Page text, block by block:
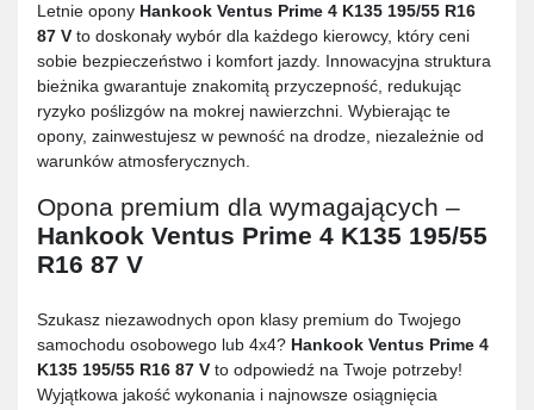
Letnie opony Hankook Ventus Prime 4 K135 195/55 R16
87 V to doskonały wybór dla każdego kierowcy, który ceni
sobie bezpieczeństwo i komfort jazdy. Innowacyjna struktura
bieżnika gwarantuje znakomitą przyczepność, redukując
ryzyko poślizgów na mokrej nawierzchni. Wybierając te
opony, zainwestujesz w pewność na drodze, niezależnie od
warunków atmosferycznych.
Opona premium dla wymagających –
Hankook Ventus Prime 4 K135 195/55
R16 87 V
Szukasz niezawodnych opon klasy premium do Twojego
samochodu osobowego lub 4x4? Hankook Ventus Prime 4
K135 195/55 R16 87 V to odpowiedź na Twoje potrzeby!
Wyjątkowa jakość wykonania i najnowsze osiągnięcia